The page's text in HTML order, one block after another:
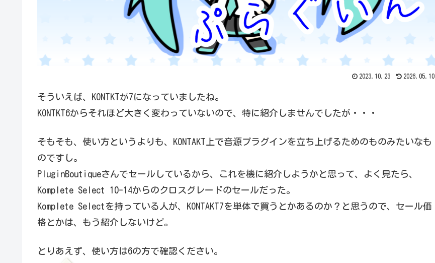
2023.10.23 2026.05.10
そういえば、KONTKTが7になっていましたね。
KONTKT6からそれほど大きく変わっていないので、特に紹介しませんでしたが・・・
そもそも、使い方というよりも、KONTAKT上で音源プラグインを立ち上げるためのものみたいなも
のですし。
PluginBoutiqueさんでセールしているから、これを機に紹介しようかと思って、よく見たら、
Komplete Select 10-14からのクロスグレードのセールだった。
Komplete Selectを持っている人が、KONTAKT7を単体で買うとかあるのか？と思うので、セール価
格とかは、もう紹介しないけど。
とりあえず、使い方は6の方で確認ください。